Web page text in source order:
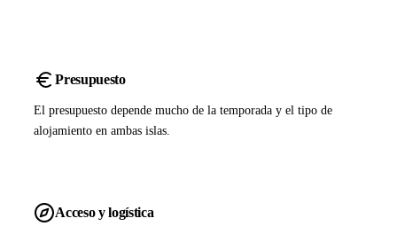
Presupuesto
El presupuesto depende mucho de la temporada y el tipo de
alojamiento en ambas islas.
Acceso y logística